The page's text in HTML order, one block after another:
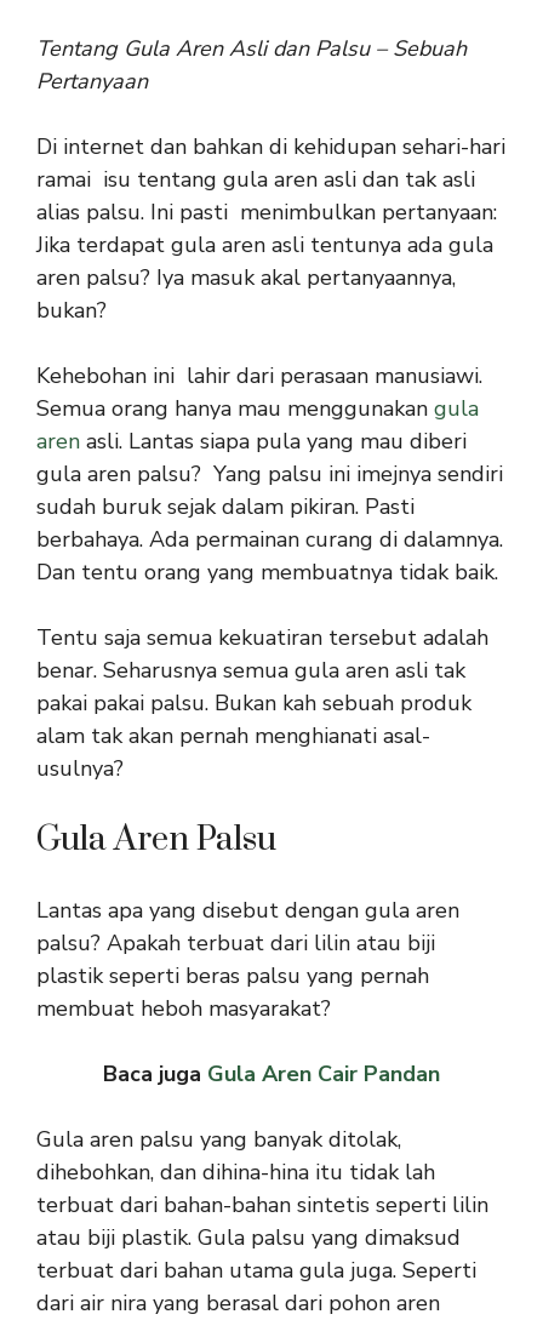
Tentang Gula Aren Asli dan Palsu – Sebuah
Pertanyaan
Di internet dan bahkan di kehidupan sehari-hari
ramai isu tentang gula aren asli dan tak asli
alias palsu. Ini pasti menimbulkan pertanyaan:
Jika terdapat gula aren asli tentunya ada gula
aren palsu? Iya masuk akal pertanyaannya,
bukan?
Kehebohan ini lahir dari perasaan manusiawi.
Semua orang hanya mau menggunakan gula
aren asli. Lantas siapa pula yang mau diberi
gula aren palsu? Yang palsu ini imejnya sendiri
sudah buruk sejak dalam pikiran. Pasti
berbahaya. Ada permainan curang di dalamnya.
Dan tentu orang yang membuatnya tidak baik.
Tentu saja semua kekuatiran tersebut adalah
benar. Seharusnya semua gula aren asli tak
pakai pakai palsu. Bukan kah sebuah produk
alam tak akan pernah menghianati asal-
usulnya?
Gula Aren Palsu
Lantas apa yang disebut dengan gula aren
palsu? Apakah terbuat dari lilin atau biji
plastik seperti beras palsu yang pernah
membuat heboh masyarakat?
Baca juga Gula Aren Cair Pandan
Gula aren palsu yang banyak ditolak,
dihebohkan, dan dihina-hina itu tidak lah
terbuat dari bahan-bahan sintetis seperti lilin
atau biji plastik. Gula palsu yang dimaksud
terbuat dari bahan utama gula juga. Seperti
dari air nira yang berasal dari pohon aren